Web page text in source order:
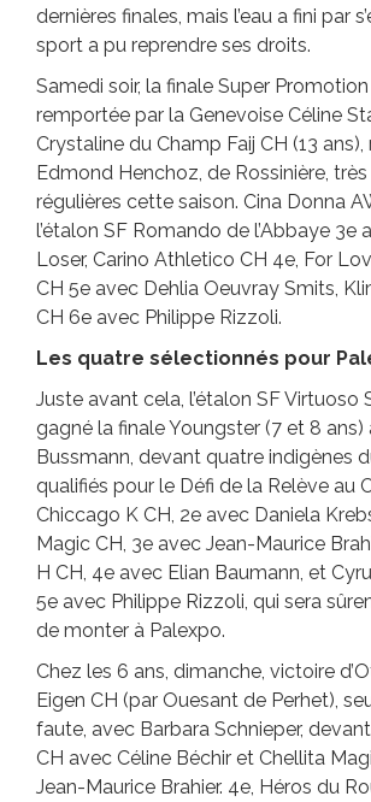
dernières finales, mais l’eau a fini par
sport a pu reprendre ses droits.
Samedi soir, la finale Super
remportée par la Genevoise Céline
Crystaline du Champ Faij CH (13 ans),
Edmond Henchoz, de Rossinière,
régulières cette saison. Cina Donna
l’étalon SF Romando de l’Abbaye 3e
Loser, Carino Athletico CH 4e, For
CH 5e avec Dehlia Oeuvray Smits,
CH 6e avec Philippe Rizzoli.
Les quatre sélectionnés pour
Juste avant cela, l’étalon SF Virtuoso
gagné la finale Youngster (7 et 8
Bussmann, devant quatre indigènes
qualifiés pour le Défi de la Relève au
Chiccago K CH, 2e avec Daniela
Magic CH, 3e avec Jean-Maurice
H CH, 4e avec Elian Baumann, et
5e avec Philippe Rizzoli, qui sera
de monter à Palexpo.
Chez les 6 ans, dimanche, victoire
Eigen CH (par Ouesant de Perhet),
faute, avec Barbara Schnieper,
CH avec Céline Béchir et Chellita
Jean-Maurice Brahier. 4e, Héros du